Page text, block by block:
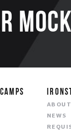
CAMPS
ABOUT
NEWS